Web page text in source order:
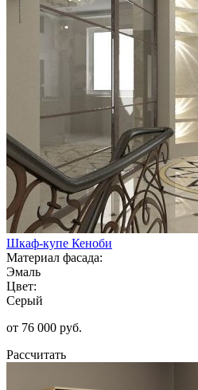
Шкаф-купе Кеноби
Материал фасада:
Эмаль
Цвет:
Серый
от 76 000 руб.
Рассчитать